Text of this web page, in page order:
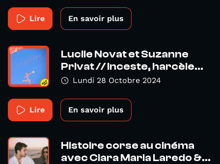
Lire En savoir plus
Lucile Novat et Suzanne
Privat // Inceste, harcèle...
Lundi 28 Octobre 2024
Lire En savoir plus
Histoire corse au cinéma
avec Clara Maria Laredo &...